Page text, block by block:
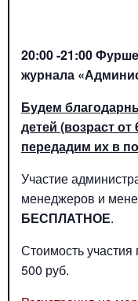
20:00 -21:00
журнала
Будем
детей (возраст
передадим их в
Участие
менеджеров и
БЕСПЛАТНОЕ.
Стоимость
500 руб.